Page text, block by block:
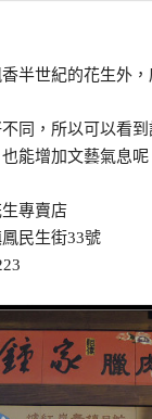
半世紀的花生外
同，所以可以看
能增加文藝氣息呢
專賣店
民生街33號